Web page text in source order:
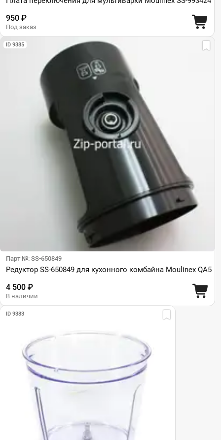
950 ₽
Под заказ
ID 9385
Парт №: SS-650849
Редуктор SS-650849 для кухонного комбайна Moulinex QA5
4 500 ₽
В наличии
ID 9383